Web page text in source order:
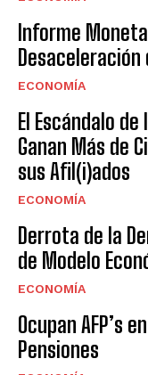
Informe
Desaceleración
ECONOMÍA
El Escándalo de
Ganan Más de
sus Afil(i)ados
ECONOMÍA
Derrota de la
de Modelo
ECONOMÍA
Ocupan AFP’s
Pensiones